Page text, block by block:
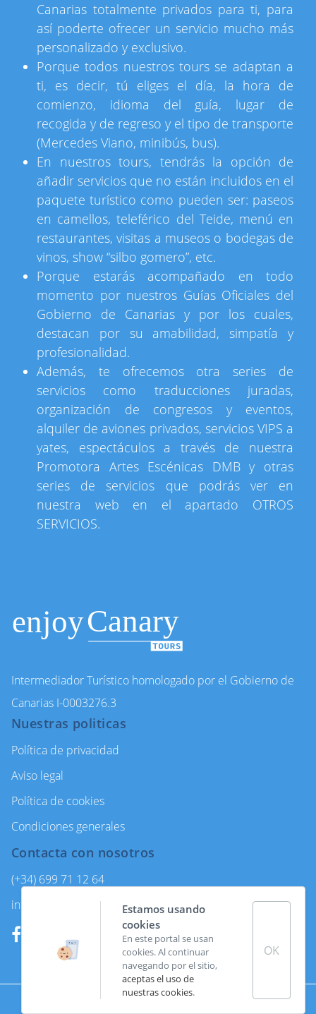
Canarias totalmente privados para ti, para
así poderte ofrecer un servicio mucho más
personalizado y exclusivo.
Porque todos nuestros tours se adaptan a
ti, es decir, tú eliges el día, la hora de
comienzo, idioma del guía, lugar de
recogida y de regreso y el tipo de transporte
(Mercedes Viano, minibús, bus).
En nuestros tours, tendrás la opción de
añadir servicios que no están incluidos en el
paquete turístico como pueden ser: paseos
en camellos, teleférico del Teide, menú en
restaurantes, visitas a museos o bodegas de
vinos, show “silbo gomero”, etc.
Porque estarás acompañado en todo
momento por nuestros Guías Oficiales del
Gobierno de Canarias y por los cuales,
destacan por su amabilidad, simpatía y
profesionalidad.
Además, te ofrecemos otra series de
servicios como traducciones juradas,
organización de congresos y eventos,
alquiler de aviones privados, servicios VIPS a
yates, espectáculos a través de nuestra
Promotora Artes Escénicas DMB y otras
series de servicios que podrás ver en
nuestra web en el apartado OTROS
SERVICIOS.
Intermediador Turístico homologado por el Gobierno de
Canarias I-0003276.3
Nuestras politicas
Política de privacidad
Aviso legal
Política de cookies
Condiciones generales
Contacta con nosotros
(+34) 699 71 12 64
info@enjoycanarytours.com
Made with byCoco Solution.
Estamos usando
cookies
En este portal se usan
cookies. Al continuar
navegando por el sitio,
aceptas el uso de
nuestras cookies.
OK